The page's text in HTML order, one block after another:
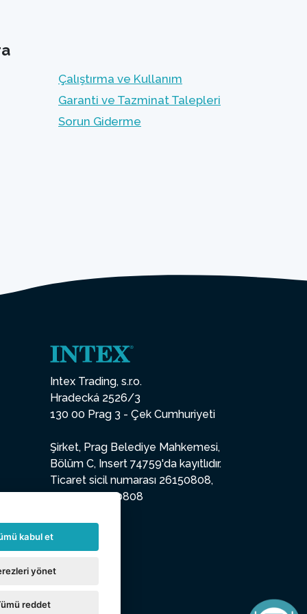
Çalıştırma ve Kullanım
Garanti ve Tazminat Talepleri
Sorun Giderme
Intex Trading, s.r.o.
Hradecká 2526/3
130 00 Prag 3 - Çek Cumhuriyeti
Şirket, Prag Belediye Mahkemesi,
Bölüm C, Insert 74759'da kayıtlıdır.
Ticaret sicil numarası 26150808,
VKN CZ26150808
kabul et
yönet
reddet